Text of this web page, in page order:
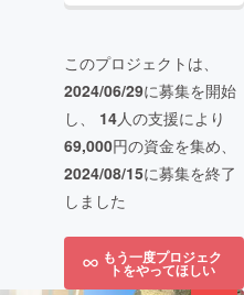
このプロジェクトは、
2024/06/29に募集を開始
し、 14人の支援により
69,000円の資金を集め、
2024/08/15に募集を終了
しました
もう一度プロジェク
トをやってほしい